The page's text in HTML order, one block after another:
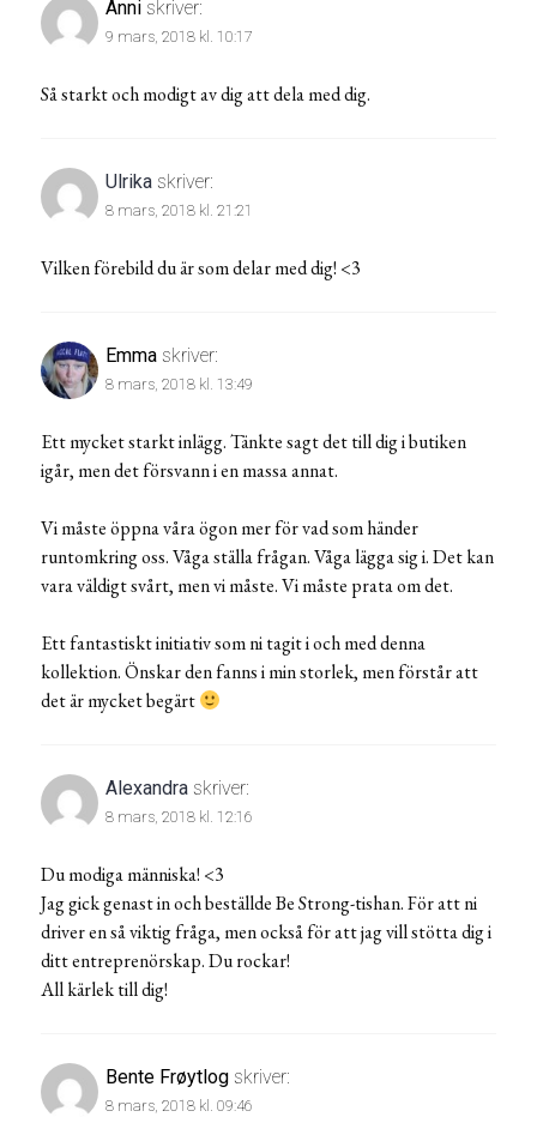
Anni skriver:
9 mars, 2018 kl. 10:17
Så starkt och modigt av dig att dela med dig.
Ulrika skriver:
8 mars, 2018 kl. 21:21
Vilken förebild du är som delar med dig! <3
Emma skriver:
8 mars, 2018 kl. 13:49
Ett mycket starkt inlägg. Tänkte sagt det till dig i butiken
igår, men det försvann i en massa annat.
Vi måste öppna våra ögon mer för vad som händer
runtomkring oss. Våga ställa frågan. Våga lägga sig i. Det kan
vara väldigt svårt, men vi måste. Vi måste prata om det.
Ett fantastiskt initiativ som ni tagit i och med denna
kollektion. Önskar den fanns i min storlek, men förstår att
det är mycket begärt
Alexandra skriver:
8 mars, 2018 kl. 12:16
Du modiga människa! <3
Jag gick genast in och beställde Be Strong-tishan. För att ni
driver en så viktig fråga, men också för att jag vill stötta dig i
ditt entreprenörskap. Du rockar!
All kärlek till dig!
Bente Frøytlog skriver:
8 mars, 2018 kl. 09:46